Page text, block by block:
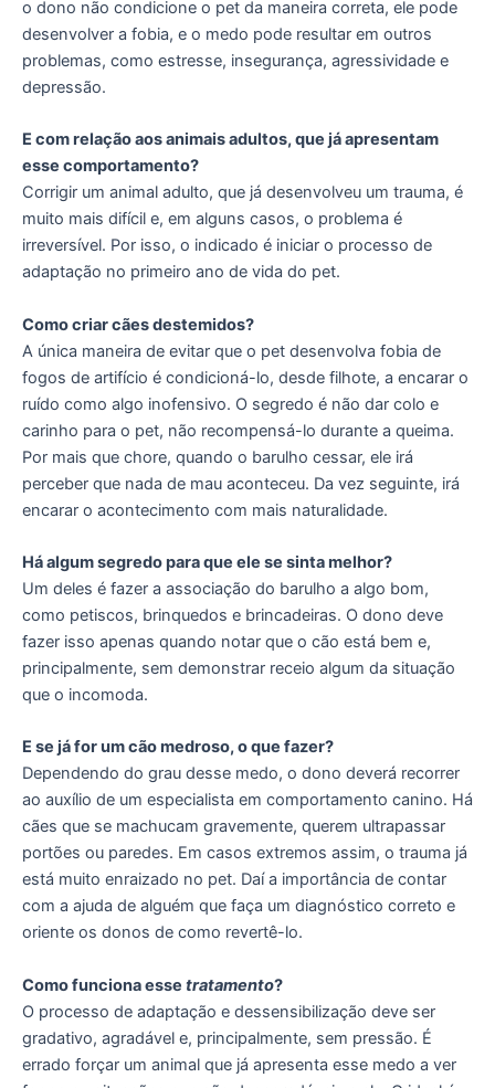
o dono não condicione o pet da maneira correta, ele pode
desenvolver a fobia, e o medo pode resultar em outros
problemas, como estresse, insegurança, agressividade e
depressão.
E com relação aos animais adultos, que já apresentam
esse comportamento?
Corrigir um animal adulto, que já desenvolveu um trauma, é
muito mais difícil e, em alguns casos, o problema é
irreversível. Por isso, o indicado é iniciar o processo de
adaptação no primeiro ano de vida do pet.
Como criar cães destemidos?
A única maneira de evitar que o pet desenvolva fobia de
fogos de artifício é condicioná-lo, desde filhote, a encarar o
ruído como algo inofensivo. O segredo é não dar colo e
carinho para o pet, não recompensá-lo durante a queima.
Por mais que chore, quando o barulho cessar, ele irá
perceber que nada de mau aconteceu. Da vez seguinte, irá
encarar o acontecimento com mais naturalidade.
Há algum segredo para que ele se sinta melhor?
Um deles é fazer a associação do barulho a algo bom,
como petiscos, brinquedos e brincadeiras. O dono deve
fazer isso apenas quando notar que o cão está bem e,
principalmente, sem demonstrar receio algum da situação
que o incomoda.
E se já for um cão medroso, o que fazer?
Dependendo do grau desse medo, o dono deverá recorrer
ao auxílio de um especialista em comportamento canino. Há
cães que se machucam gravemente, querem ultrapassar
portões ou paredes. Em casos extremos assim, o trauma já
está muito enraizado no pet. Daí a importância de contar
com a ajuda de alguém que faça um diagnóstico correto e
oriente os donos de como revertê-lo.
Como funciona esse tratamento?
O processo de adaptação e dessensibilização deve ser
gradativo, agradável e, principalmente, sem pressão. É
errado forçar um animal que já apresenta esse medo a ver